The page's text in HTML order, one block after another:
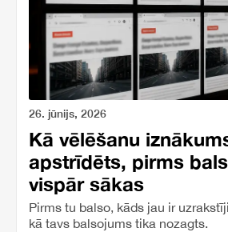
26. jūnijs, 2026
Kā vēlēšanu
apstrīdēts, pirms
vispār sākas
Pirms tu balso, kāds jau ir
kā tavs balsojums tika nozagts.